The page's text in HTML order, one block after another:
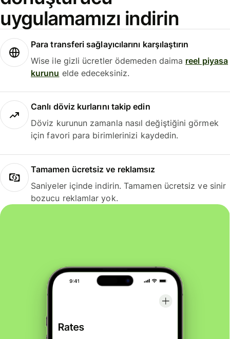
uygulamamızı indirin
Para transferi sağlayıcılarını karşılaştırın
Wise ile gizli ücretler ödemeden daima reel piyasa
kurunu elde edeceksiniz.
Canlı döviz kurlarını takip edin
Döviz kurunun zamanla nasıl değiştiğini görmek
için favori para birimlerinizi kaydedin.
Tamamen ücretsiz ve reklamsız
Saniyeler içinde indirin. Tamamen ücretsiz ve sinir
bozucu reklamlar yok.